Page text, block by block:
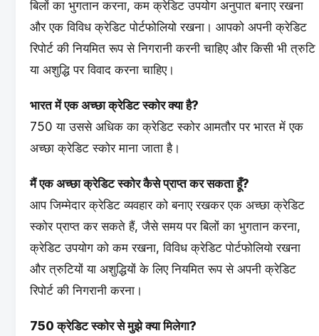
बिलों का भुगतान करना, कम क्रेडिट उपयोग अनुपात बनाए रखना
और एक विविध क्रेडिट पोर्टफोलियो रखना। आपको अपनी क्रेडिट
रिपोर्ट की नियमित रूप से निगरानी करनी चाहिए और किसी भी त्रुटि
या अशुद्धि पर विवाद करना चाहिए।
भारत में एक अच्छा क्रेडिट स्कोर क्या है?
750 या उससे अधिक का क्रेडिट स्कोर आमतौर पर भारत में एक
अच्छा क्रेडिट स्कोर माना जाता है।
मैं एक अच्छा क्रेडिट स्कोर कैसे प्राप्त कर सकता हूँ?
आप जिम्मेदार क्रेडिट व्यवहार को बनाए रखकर एक अच्छा क्रेडिट
स्कोर प्राप्त कर सकते हैं, जैसे समय पर बिलों का भुगतान करना,
क्रेडिट उपयोग को कम रखना, विविध क्रेडिट पोर्टफोलियो रखना
और त्रुटियों या अशुद्धियों के लिए नियमित रूप से अपनी क्रेडिट
रिपोर्ट की निगरानी करना।
750 क्रेडिट स्कोर से मुझे क्या मिलेगा?